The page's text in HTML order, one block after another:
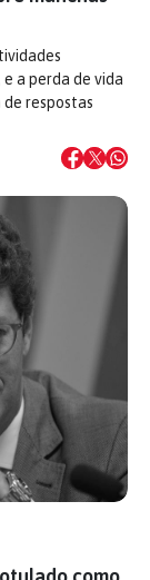
a perda de vida
respostas